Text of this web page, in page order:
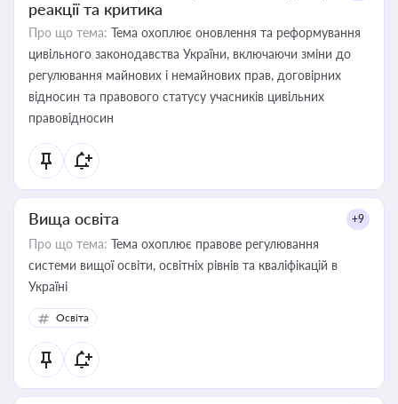
реакції та критика
Про що тема: Тема охоплює оновлення та реформування
цивільного законодавства України, включаючи зміни до
регулювання майнових і немайнових прав, договірних
відносин та правового статусу учасників цивільних
правовідносин
Вища освіта +9
Про що тема: Тема охоплює правове регулювання
системи вищої освіти, освітніх рівнів та кваліфікацій в
Україні
Освіта